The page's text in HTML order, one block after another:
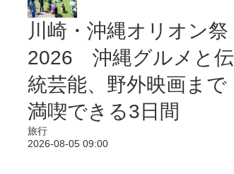
川崎・沖縄オリオン祭
2026 沖縄グルメと伝
統芸能、野外映画まで
満喫できる3日間
旅行
2026-08-05 09:00